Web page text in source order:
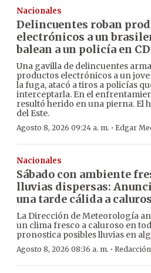
Nacionales
Delincuentes roban
electrónicos a un
balean a un policía en
Una gavilla de delincuentes
productos electrónicos a un
la fuga, atacó a tiros a policías
interceptarla. En el
resultó herido en una pierna. El
del Este.
Agosto 8, 2026 09:24 a. m. · Edgar
Nacionales
Sábado con ambiente
lluvias dispersas:
una tarde cálida a
La Dirección de Meteorología
un clima fresco a caluroso en
pronostica posibles lluvias en
Agosto 8, 2026 08:36 a. m. ·